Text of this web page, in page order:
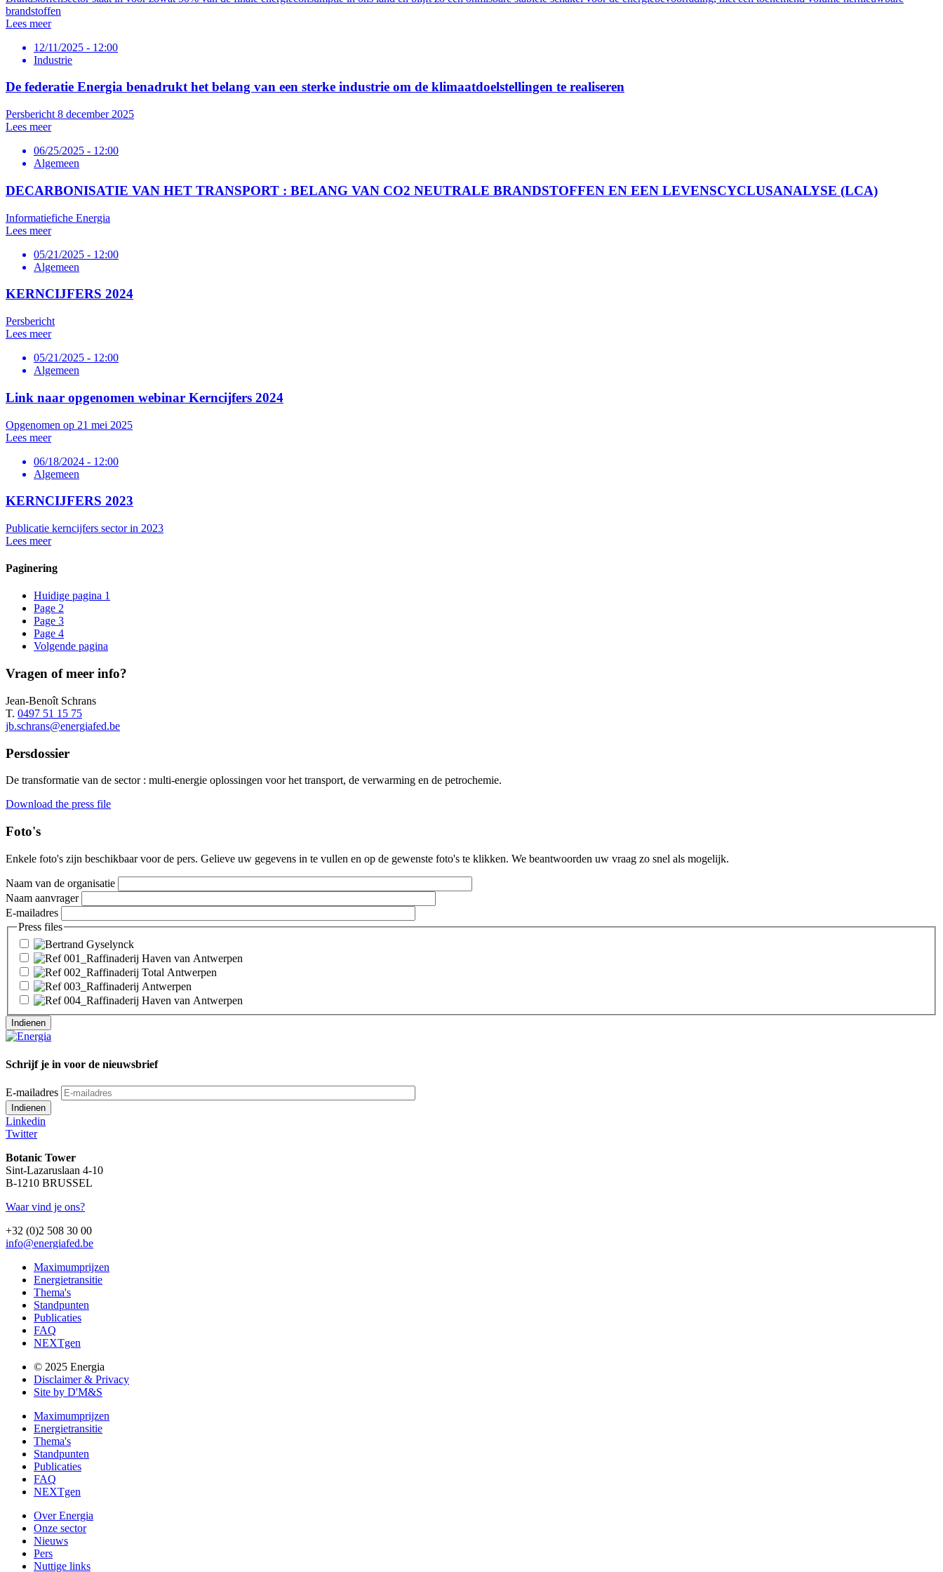
brandstoffen
Lees meer
12/11/2025 - 12:00
Industrie
De federatie Energia benadrukt het belang van een sterke industrie om de klimaatdoelstellingen te realiseren
Persbericht 8 december 2025
Lees meer
06/25/2025 - 12:00
Algemeen
DECARBONISATIE VAN HET TRANSPORT : BELANG VAN CO2 NEUTRALE BRANDSTOFFEN EN EEN LEVENSCYCLUSANALYSE (LCA)
Informatiefiche Energia
Lees meer
05/21/2025 - 12:00
Algemeen
KERNCIJFERS 2024
Persbericht
Lees meer
05/21/2025 - 12:00
Algemeen
Link naar opgenomen webinar Kerncijfers 2024
Opgenomen op 21 mei 2025
Lees meer
06/18/2024 - 12:00
Algemeen
KERNCIJFERS 2023
Publicatie kerncijfers sector in 2023
Lees meer
Paginering
Huidige pagina 1
Page 2
Page 3
Page 4
Volgende pagina
Vragen of meer info?
Jean-Benoît Schrans
T. 0497 51 15 75
jb.schrans@energiafed.be
Persdossier
De transformatie van de sector : multi-energie oplossingen voor het transport, de verwarming en de petrochemie.
Download the press file
Foto's
Enkele foto's zijn beschikbaar voor de pers. Gelieve uw gegevens in te vullen en op de gewenste foto's te klikken. We beantwoorden uw vraag zo snel als mogelijk.
Naam van de organisatie
Naam aanvrager
E-mailadres
Press files
Schrijf je in voor de nieuwsbrief
E-mailadres
Linkedin
Twitter
Botanic Tower
Sint-Lazaruslaan 4-10
B-1210 BRUSSEL
Waar vind je ons?
+32 (0)2 508 30 00
info@energiafed.be
Maximumprijzen
Energietransitie
Thema's
Standpunten
Publicaties
FAQ
NEXTgen
© 2025 Energia
Disclaimer & Privacy
Site by D'M&S
Maximumprijzen
Energietransitie
Thema's
Standpunten
Publicaties
FAQ
NEXTgen
Over Energia
Onze sector
Nieuws
Pers
Nuttige links